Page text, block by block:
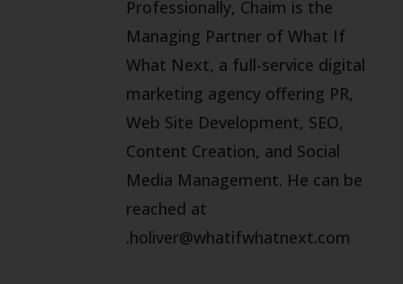
Professionally, Chaim is the
Managing Partner of What If
What Next, a full-service digital
marketing agency offering PR,
Web Site Development, SEO,
Content Creation, and Social
Media Management. He can be
reached at
holiver@whatifwhatnext.com
.